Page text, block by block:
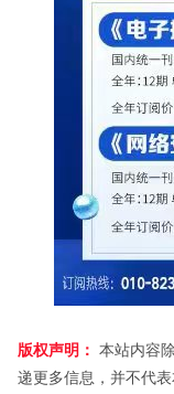
版权声明： 本站内容
递更多信息，并不代